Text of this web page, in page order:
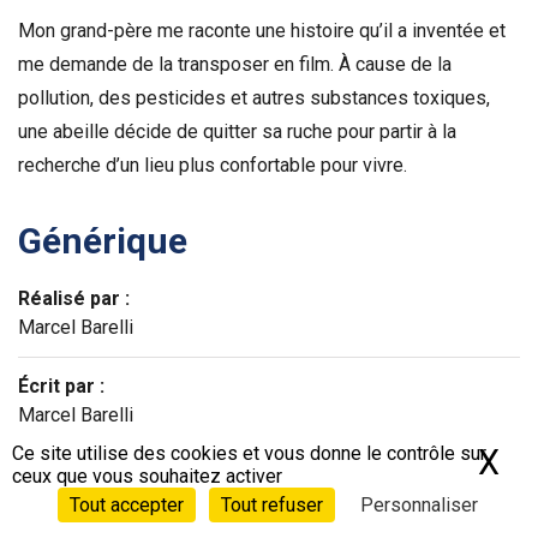
Mon grand-père me raconte une histoire qu’il a inventée et
me demande de la transposer en film. À cause de la
pollution, des pesticides et autres substances toxiques,
une abeille décide de quitter sa ruche pour partir à la
recherche d’un lieu plus confortable pour vivre.
Générique
Réalisé par :
Marcel Barelli
Écrit par :
Marcel Barelli
© Nadasdy Film - RSI Radiotelevisione Svizzera - SRG SSR
- Foliascope
Ce site utilise des cookies et vous donne le contrôle sur
ceux que vous souhaitez activer
Tout accepter
Tout refuser Personnaliser
X